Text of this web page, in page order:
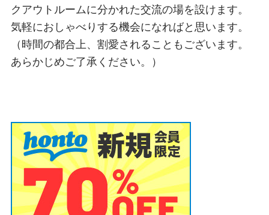
クアウトルームに分かれた交流の場を設けます。
気軽におしゃべりする機会になればと思います。
（時間の都合上、割愛されることもございます。
あらかじめご了承ください。）